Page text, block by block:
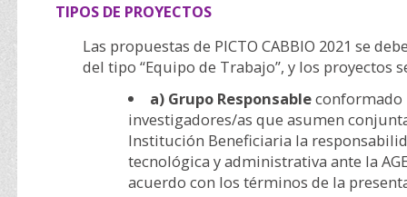
TIPOS DE PROYECTOS
Las propuestas de PICTO CABBIO 2021 se
del tipo “Equipo de Trabajo”, y los proyectos
a) Grupo Responsableconformado
investigadores/as que asumen
Institución Beneficiaria la
tecnológica y administrativa ante la
acuerdo con los términos de la